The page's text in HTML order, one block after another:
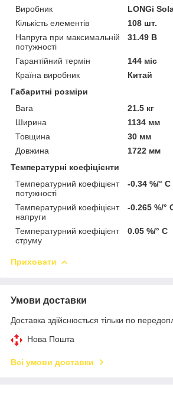
Виробник
LONGi
Кількість елементів
108 шт.
Напруга при максимальній
потужності
31.49 В
Гарантійний термін
144 міс
Країна виробник
Китай
Габаритні розміри
Вага
21.5 кг
Ширина
1134 мм
Товщина
30 мм
Довжина
1722 мм
Температурні коефіцієнти
Температурний коефіцієнт
потужності
-0.34 %/° С
Температурний коефіцієнт
напруги
-0.265 %/°
Температурний коефіцієнт
струму
0.05 %/° С
Приховати
Умови доставки
Доставка здійснюється тільки по
Нова Пошта
Всі умови доставки